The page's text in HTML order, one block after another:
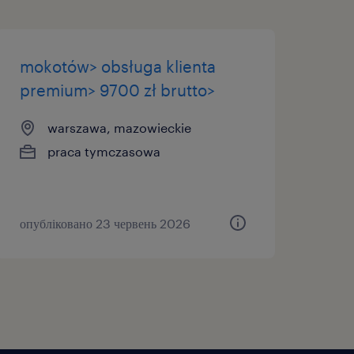
ma pytanie lub
staniesz się
i współpracuje z
celem będzie
mokotów> obsługa klienta
premium> 9700 zł brutto>
warszawa, mazowieckie
praca tymczasowa
опубліковано 23 червень 2026